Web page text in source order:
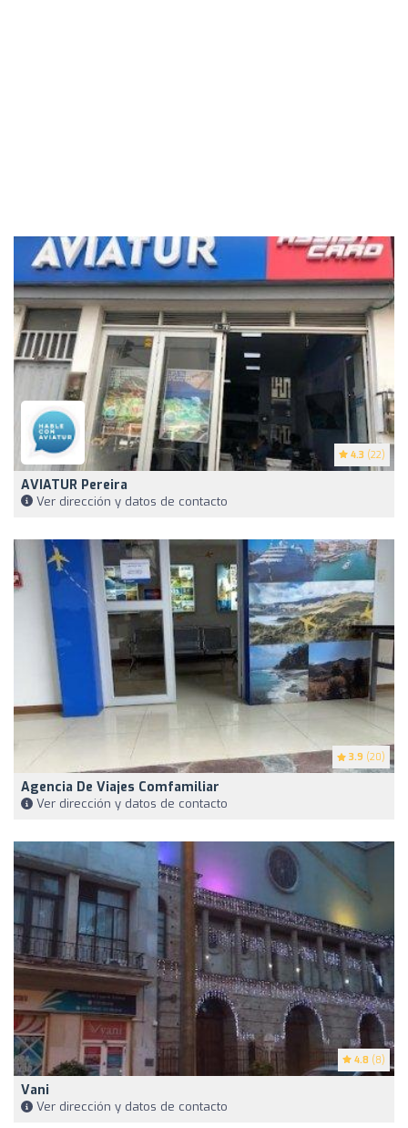
4.3 (22)
AVIATUR Pereira
Ver dirección y datos de contacto
3.9 (20)
Agencia De Viajes Comfamiliar
Ver dirección y datos de contacto
4.8 (8)
Vani
Ver dirección y datos de contacto